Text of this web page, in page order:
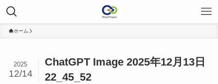
ホーム
ChatGPT Image 2025年12月13日
22_45_52
2025
12/14